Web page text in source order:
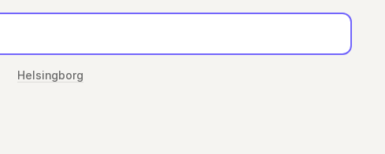
Helsingborg